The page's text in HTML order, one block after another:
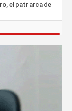
el patriarca de